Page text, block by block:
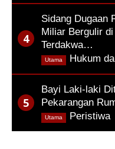
Sidang Dugaan
Miliar Bergulir
Terdakwa…
Hukum
Utama
Bayi Laki-laki
Pekarangan
Peristiwa
Utama